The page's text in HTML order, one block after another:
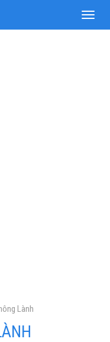
Toggle
Lành